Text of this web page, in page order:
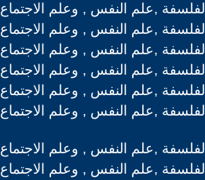
الفلسفة ,علم النفس , وعلم الاجتماع
الفلسفة ,علم النفس , وعلم الاجتماع
الفلسفة ,علم النفس , وعلم الاجتماع
الفلسفة ,علم النفس , وعلم الاجتماع
الفلسفة ,علم النفس , وعلم الاجتماع
الفلسفة ,علم النفس , وعلم الاجتماع
الفلسفة ,علم النفس , وعلم الاجتماع
الفلسفة ,علم النفس , وعلم الاجتماع